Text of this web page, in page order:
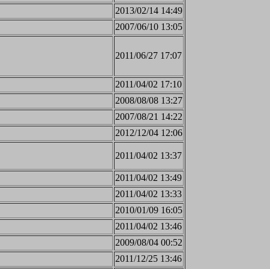
2013/02/14 14:49
2007/06/10 13:05
2011/06/27 17:07
2011/04/02 17:10
2008/08/08 13:27
2007/08/21 14:22
2012/12/04 12:06
2011/04/02 13:37
2011/04/02 13:49
2011/04/02 13:33
2010/01/09 16:05
2011/04/02 13:46
2009/08/04 00:52
2011/12/25 13:46